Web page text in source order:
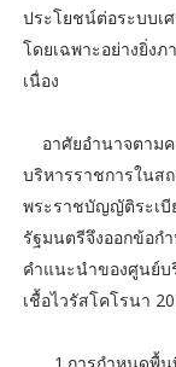
ประโยชน์ต่อระบบเ
โดยเฉพาะอย่างยิ่ง
เนื่อง
อาศัยอำนาจตาม
บริหารราชการในส
พระราชบัญญัติระเบี
รัฐมนตรีจึงออกข้อก
คำแนะนำของศูนย์บ
เชื้อไวรัสโคโรนา